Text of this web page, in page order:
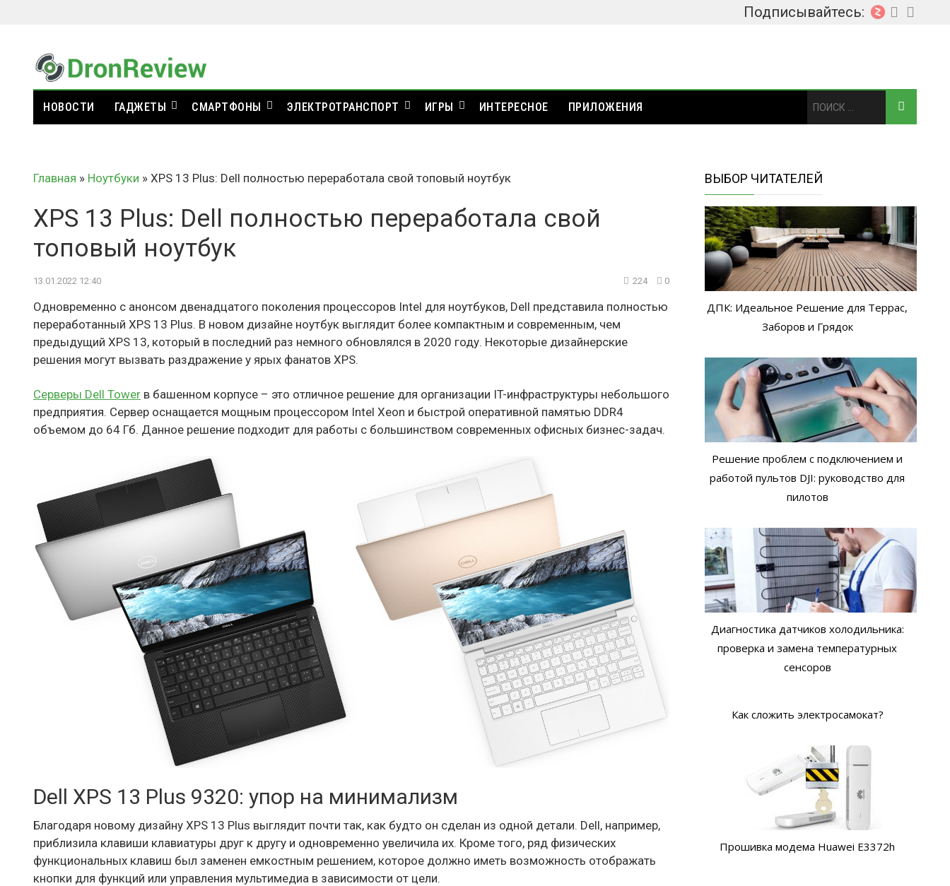
Подписывайтесь:
НОВОСТИ ГАДЖЕТЫ СМАРТФОНЫ ЭЛЕКТРОТРАНСПОРТ ИГРЫ ИНТЕРЕСНОЕ ПРИЛОЖЕНИЯ
Главная » Ноутбуки » XPS 13 Plus: Dell полностью переработала свой топовый ноутбук
XPS 13 Plus: Dell полностью переработала свой
топовый ноутбук
13.01.2022 12:40 224 0
Одновременно с анонсом двенадцатого поколения процессоров Intel для ноутбуков, Dell представила полностью
переработанный XPS 13 Plus. В новом дизайне ноутбук выглядит более компактным и современным, чем
предыдущий XPS 13, который в последний раз немного обновлялся в 2020 году. Некоторые дизайнерские
решения могут вызвать раздражение у ярых фанатов XPS.
Серверы Dell Tower в башенном корпусе – это отличное решение для организации IT-инфраструктуры небольшого
предприятия. Сервер оснащается мощным процессором Intel Xeon и быстрой оперативной памятью DDR4
объемом до 64 Гб. Данное решение подходит для работы с большинством современных офисных бизнес-задач.
Dell XPS 13 Plus 9320: упор на минимализм
Благодаря новому дизайну XPS 13 Plus выглядит почти так, как будто он сделан из одной детали. Dell, например,
приблизила клавиши клавиатуры друг к другу и одновременно увеличила их. Кроме того, ряд физических
функциональных клавиш был заменен емкостным решением, которое должно иметь возможность отображать
кнопки для функций или управления мультимедиа в зависимости от цели.
ВЫБОР ЧИТАТЕЛЕЙ
ДПК: Идеальное Решение для Террас,
Заборов и Грядок
Решение проблем с подключением и
работой пультов DJI: руководство для
пилотов
Диагностика датчиков холодильника:
проверка и замена температурных
сенсоров
Как сложить электросамокат?
Прошивка модема Huawei E3372h